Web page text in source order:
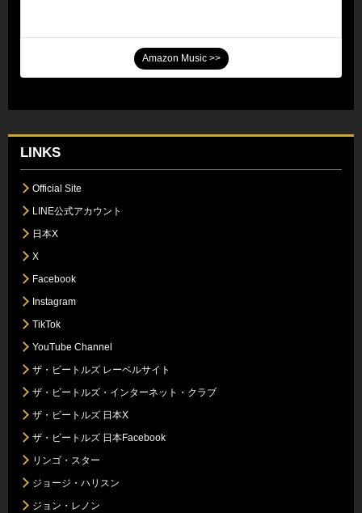
Amazon Music >>
LINKS
Official Site
LINE公式アカウント
日本X
X
Facebook
Instagram
TikTok
YouTube Channel
ザ・ビートルズ レーベルサイト
ザ・ビートルズ・インターネット・クラブ
ザ・ビートルズ 日本X
ザ・ビートルズ 日本Facebook
リンゴ・スター
ジョージ・ハリスン
ジョン・レノン